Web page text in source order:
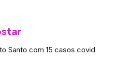
Santo com 15 casos covid